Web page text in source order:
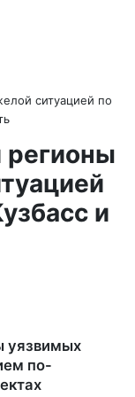
ситуацией по
регионы
и
уязвимых
по-